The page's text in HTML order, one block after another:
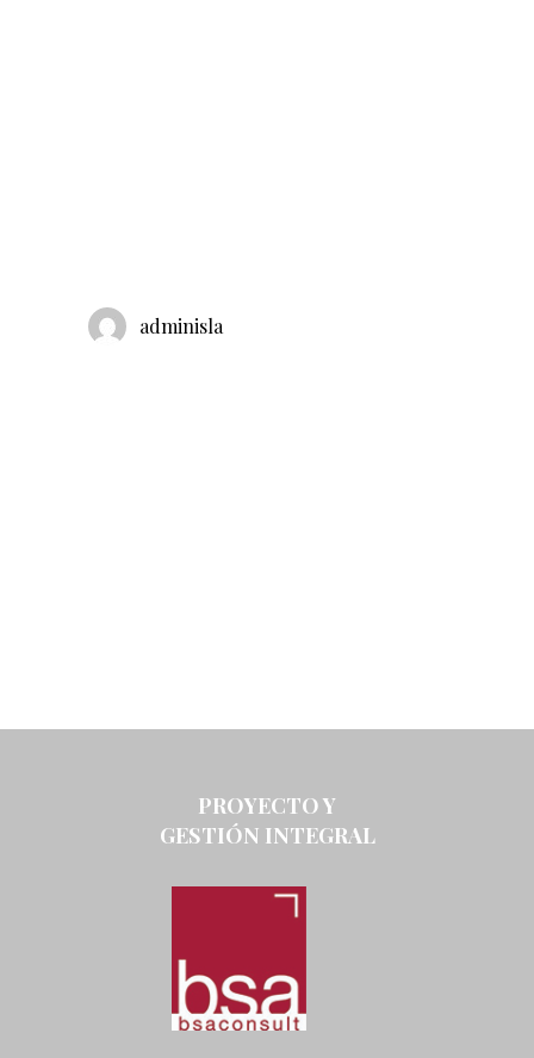
adminisla
PROYECTO Y
GESTIÓN INTEGRAL